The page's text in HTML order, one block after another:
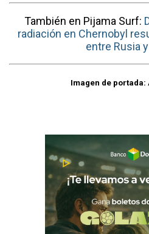
También en Pijama Surf:
radiación en Chernobyl
entre Rusia
Imagen de portada: